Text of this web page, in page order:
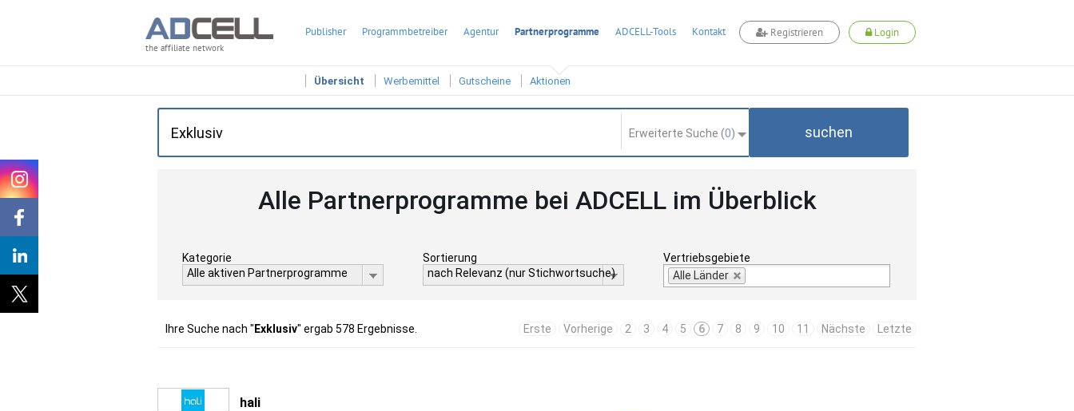
the affiliate network
Publisher Programmbetreiber Agentur Partnerprogramme ADCELL-Tools Kontakt Registrieren Login
Übersicht Werbemittel Gutscheine Aktionen
Erweiterte Suche (0) suchen
Alle Partnerprogramme bei ADCELL im Überblick
Kategorie
Alle aktiven Partnerprogramme
Sortierung
nach Relevanz (nur Stichwortsuche)
Vertriebsgebiete
Alle Länder
Ihre Suche nach " Exklusiv" ergab 578 Ergebnisse. Erste Vorherige 2 3 4 5 6 7 8 9 10 11 Nächste Letzte
hali